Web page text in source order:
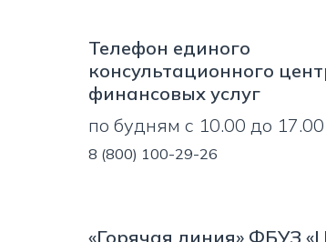
Телефон единого
консультационного
финансовых услуг
по будням с 10.00 до 17.00
8 (800) 100-29-26
«Горячая линия» ФБУЗ